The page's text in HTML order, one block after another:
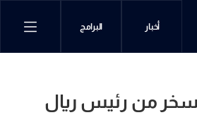
أخبار البرامج
من رئيس ريال